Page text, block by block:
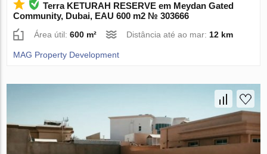
Terra KETURAH RESERVE em Meydan Gated
Community, Dubai, EAU 600 m2 № 303666
Área útil:600 m² Distância até ao mar: 12 km
MAG Property Development